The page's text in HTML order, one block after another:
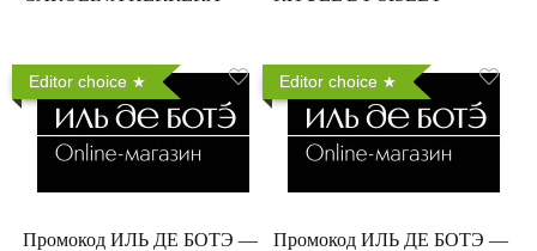
Editor choice
Промокод ИЛЬ ДЕ БОТЭ —
Editor choice
Промокод ИЛЬ ДЕ БОТЭ —